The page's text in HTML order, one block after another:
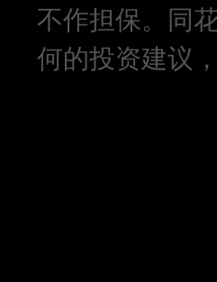
不作担保。同
何的投资建议